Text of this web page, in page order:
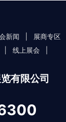
新闻 展商专区
线上展会
有限公司